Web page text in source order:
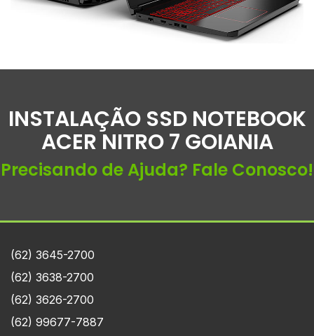
INSTALAÇÃO SSD NOTEBOOK
ACER NITRO 7 GOIANIA
Precisando de Ajuda? Fale Conosco!
(62) 3645-2700
(62) 3638-2700
(62) 3626-2700
(62) 99677-7887